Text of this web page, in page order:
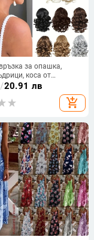
за опашка,
коса от
влакно,
изработване, за жени,
за всички тони на
/20.91 лв
add_shopping_cart